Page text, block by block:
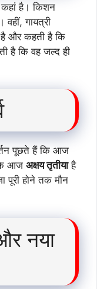
कहां है। किशन
वहीं, गायत्री
है और कहती है कि
है कि वह जल्द ही
पूछते हैं कि आज
आज अक्षय तृतीयाहै
पूरी होने तक मौन
नया